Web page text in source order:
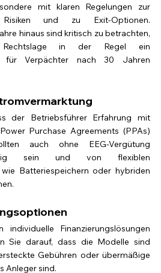
mit klaren Regelungen zur
und zu Exit-Optionen.
hinaus sind kritisch zu betrachten,
in der Regel ein
für Verpächter nach 30 Jahren
Purchase Agreements (PPAs)
auch ohne EEG-Vergütung
sein und von flexiblen
Batteriespeichern oder hybriden
Finanzierungslösungen
Sie darauf, dass die Modelle sind
Gebühren oder übermäßige
Anleger sind.